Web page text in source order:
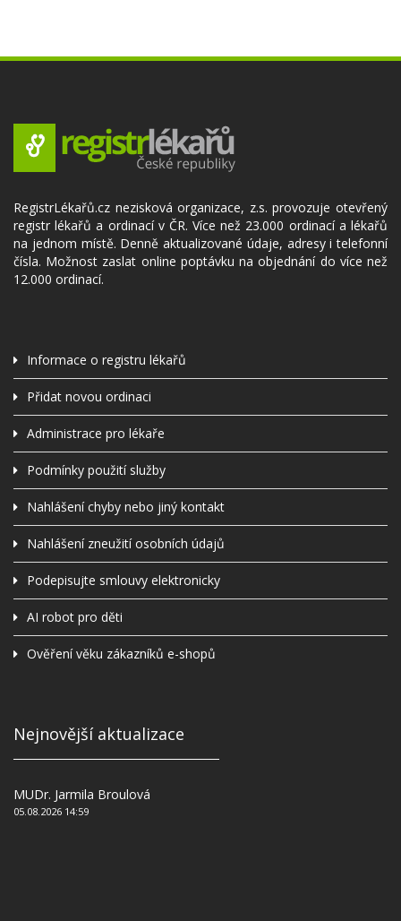
RegistrLékařů.cz nezisková organizace, z.s. provozuje otevřený
registr lékařů a ordinací v ČR. Více než 23.000 ordinací a lékařů
na jednom místě. Denně aktualizované údaje, adresy i telefonní
čísla. Možnost zaslat online poptávku na objednání do více než
12.000 ordinací.
Informace o registru lékařů
Přidat novou ordinaci
Administrace pro lékaře
Podmínky použití služby
Nahlášení chyby nebo jiný kontakt
Nahlášení zneužití osobních údajů
Podepisujte smlouvy elektronicky
AI robot pro děti
Ověření věku zákazníků e-shopů
Nejnovější aktualizace
MUDr. Jarmila Broulová
05.08.2026 14:59